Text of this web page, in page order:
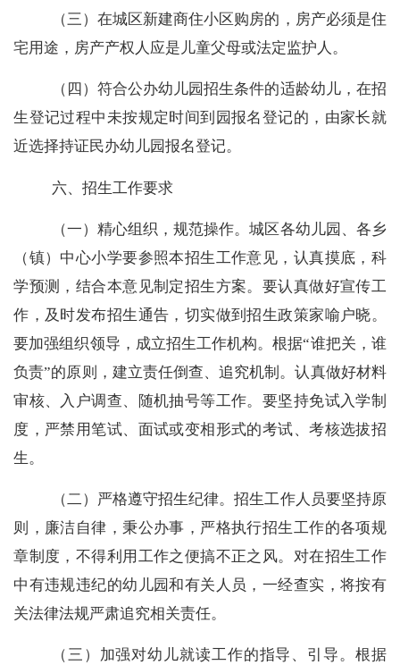
（三）在城区新建商住小区购房的，房产必须是住
宅用途，房产产权人应是儿童父母或法定监护人。
（四）符合公办幼儿园招生条件的适龄幼儿，在招
生登记过程中未按规定时间到园报名登记的，由家长就
近选择持证民办幼儿园报名登记。
六、招生工作要求
（一）精心组织，规范操作。城区各幼儿园、各乡
（镇）中心小学要参照本招生工作意见，认真摸底，科
学预测，结合本意见制定招生方案。要认真做好宣传工
作，及时发布招生通告，切实做到招生政策家喻户晓。
要加强组织领导，成立招生工作机构。根据“谁把关，谁
负责”的原则，建立责任倒查、追究机制。认真做好材料
审核、入户调查、随机抽号等工作。要坚持免试入学制
度，严禁用笔试、面试或变相形式的考试、考核选拔招
生。
（二）严格遵守招生纪律。招生工作人员要坚持原
则，廉洁自律，秉公办事，严格执行招生工作的各项规
章制度，不得利用工作之便搞不正之风。对在招生工作
中有违规违纪的幼儿园和有关人员，一经查实，将按有
关法律法规严肃追究相关责任。
（三）加强对幼儿就读工作的指导、引导。根据